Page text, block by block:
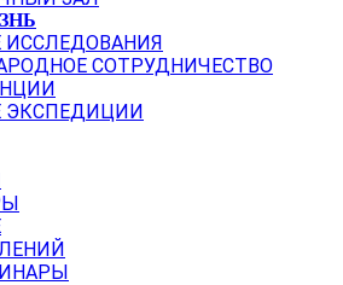
ИССЛЕДОВАНИЯ
СОТРУДНИЧЕСТВО
ЭКСПЕДИЦИИ